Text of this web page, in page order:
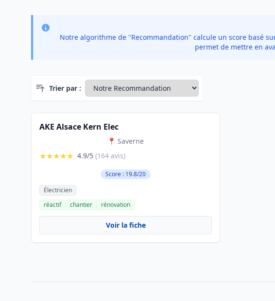
Notre algorithme de "Recommandation" calcule un score basé
permet de mettre en
Trier par :
AKE Alsace Kern Elec
📍 Saverne
★★★★★ 4.9/5 (164 avis)
Score : 19.8/20
Électricien
réactif
chantier rénovation
Voir la fiche